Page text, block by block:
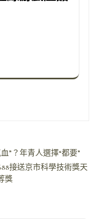
”？年青人選擇“都要”
接送京市科學技術獎天
獎